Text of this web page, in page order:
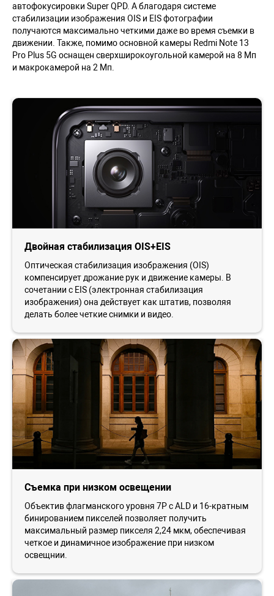
автофокусировки Super QPD. А благодаря системе
стабилизации изображения OIS и EIS фотографии
получаются максимально четкими даже во время съемки в
движении. Также, помимо основной камеры Redmi Note 13
Pro Plus 5G оснащен сверхширокоугольной камерой на 8 Мп
и макрокамерой на 2 Мп.
Двойная стабилизация OIS+EIS
Оптическая стабилизация изображения (OIS)
компенсирует дрожание рук и движение камеры. В
сочетании с EIS (электронная стабилизация
изображения) она действует как штатив, позволяя
делать более четкие снимки и видео.
Съемка при низком освещении
Объектив флагманского уровня 7P с ALD и 16-кратным
бинированием пикселей позволяет получить
максимальный размер пикселя 2,24 мкм, обеспечивая
четкое и динамичное изображение при низком
освещнии.